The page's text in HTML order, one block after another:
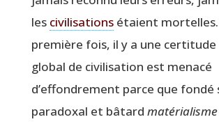
les civi­li­sa­tionsétaient mor­telles.
pre­mière fois, il y a une cer­ti­tude
glo­bal de civi­li­sa­tion est mena­cé
d’effondrement parce que fon­dé
para­doxal et bâtard